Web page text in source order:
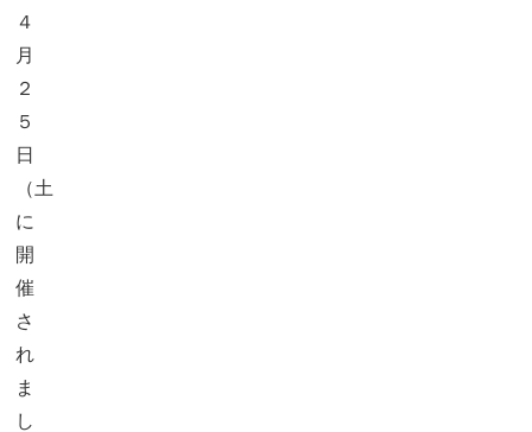
４
月
２
５
日
（土）
に
開
催
さ
れ
ま
し